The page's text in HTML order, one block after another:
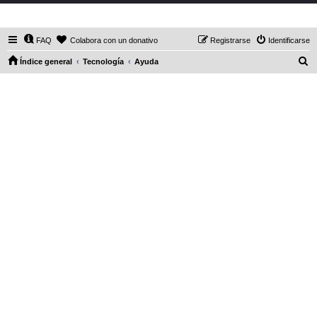
FAQ Colabora con un donativo Identificarse
Registrarse
Índice general Tecnología Ayuda